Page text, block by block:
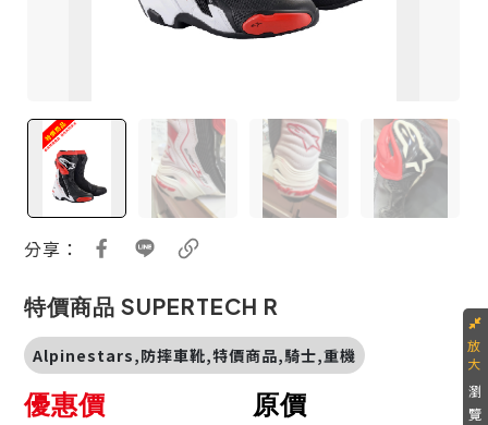
分享：
特價商品 SUPERTECH R
Alpinestars,防摔車靴,特價商品,騎士,重機
原價
優惠價
瀏
覽